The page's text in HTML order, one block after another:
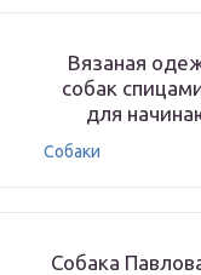
Вязаная
собак
для
Собаки
Собака